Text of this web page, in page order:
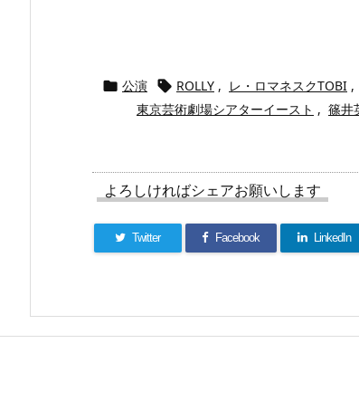
 公演  ROLLY , レ・ロマネスクTOBI ,
東京芸術劇場シアターイースト , 篠井
よろしければシェアお願いします
Twitter Facebook LinkedIn